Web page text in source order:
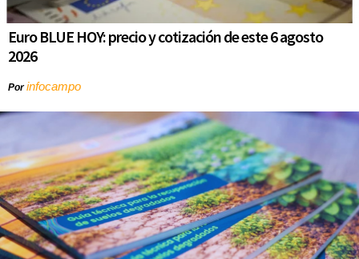
Euro BLUE HOY: precio y cotización de este 6 agosto
2026
Porinfocampo